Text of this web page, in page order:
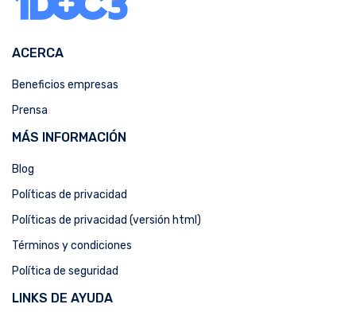
ACERCA
Beneficios empresas
Prensa
MÁS INFORMACIÓN
Blog
Políticas de privacidad
Políticas de privacidad (versión html)
Términos y condiciones
Política de seguridad
LINKS DE AYUDA